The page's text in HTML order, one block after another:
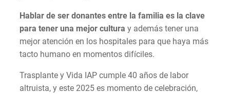
Hablar de ser donantes entre la familia es la clave
para tener una mejor cultura y además tener una
mejor atención en los hospitales para que haya más
tacto humano en momentos difíciles.
Trasplante y Vida IAP cumple 40 años de labor
altruista, y este 2025 es momento de celebración,